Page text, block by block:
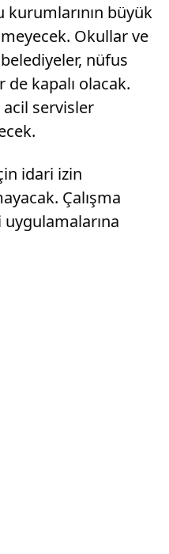
büyük
Okullar ve
nüfus
kapalı olacak.
acil servisler
idari izin
Çalışma